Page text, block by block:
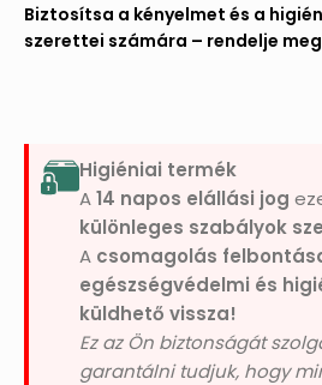
Biztosítsa a kényelmet és a
szerettei számára – rendelje
Higiéniai termék
A14 napos elállási jog
különleges szabályok
A csomagolás
egészségvédelmi és
küldhető vissza!
Ez az Ön biztonságát
garantálni tudjuk, hogy